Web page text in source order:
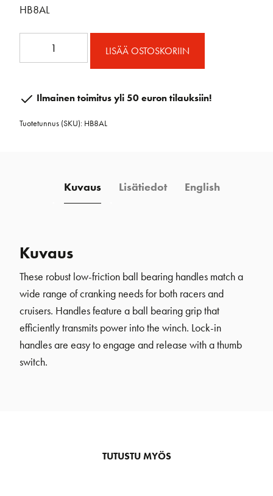
HB8AL
määrä
LISÄÄ OSTOSKORIIN
Ilmainen toimitus yli 50 euron tilauksiin!
Tuotetunnus (SKU): HB8AL
Kuvaus Lisätiedot English
Kuvaus
These robust low-friction ball bearing handles match a
wide range of cranking needs for both racers and
cruisers. Handles feature a ball bearing grip that
efficiently transmits power into the winch. Lock-in
handles are easy to engage and release with a thumb
switch.
TUTUSTU MYÖS